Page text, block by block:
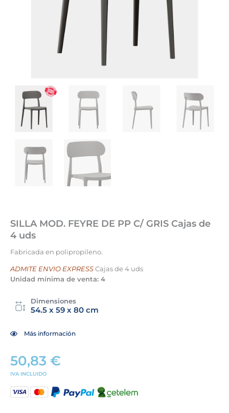
SILLA MOD. FEYRE DE PP C/ GRIS Cajas de
4 uds
Fabricada en polipropileno.
ADMITE ENVIO EXPRESSCajas de 4 uds
Unidad mínima de venta: 4
Dimensiones
54.5 x 59 x 80 cm
Más información
50,83 €
IVA INCLUIDO